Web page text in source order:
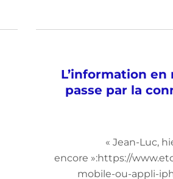
L’information
passe par la
« Jean-Luc,
encore »:https://
mobile-ou-appli-